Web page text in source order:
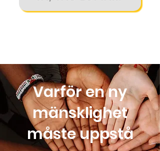
Varför en ny
mänsklighet
måste uppstå